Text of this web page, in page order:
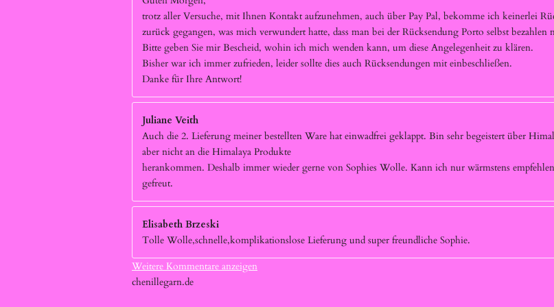
trotz aller Versuche, mit Ihnen Kontakt aufzunehmen, auch über Pay Pal, bekomme ich keinerlei
zurück gegangen, was mich verwundert hatte, dass man bei der Rücksendung Porto selbst bezahlen
Bitte geben Sie mir Bescheid, wohin ich mich wenden kann, um diese Angelegenheit zu klären.
Bisher war ich immer zufrieden, leider sollte dies auch Rücksendungen mit einbeschließen.
Danke für Ihre Antwort!
Juliane Veith
Auch die 2. Lieferung meiner bestellten Ware hat einwadfrei geklappt. Bin sehr begeistert über
aber nicht an die Himalaya Produkte
herankommen. Deshalb immer wieder gerne von Sophies Wolle. Kann ich nur wärmstens
gefreut.
Elisabeth Brzeski
Tolle Wolle,schnelle,komplikationslose Lieferung und super freundliche Sophie.
Weitere Kommentare anzeigen
chenillegarn.de